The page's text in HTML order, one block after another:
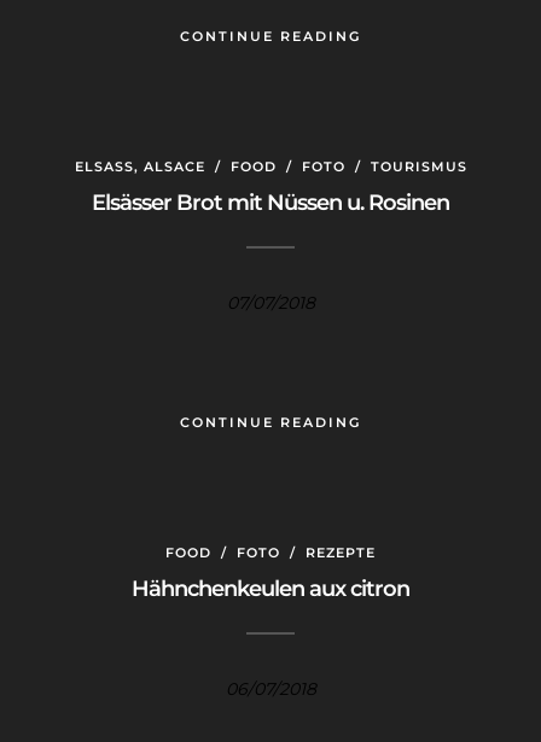
CONTINUE READING
ELSASS, ALSACE / FOOD / FOTO / TOURISMUS
Elsässer Brot mit Nüssen u. Rosinen
07/07/2018
CONTINUE READING
FOOD / FOTO / REZEPTE
Hähnchenkeulen aux citron
06/07/2018